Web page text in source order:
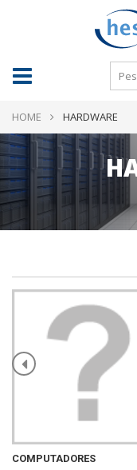
HOME HARDWARE
COMPUTADORES